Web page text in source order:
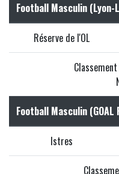
Football Masculin (Lyon-
Réserve de l'OL
Football Masculin (GOAL
Istres